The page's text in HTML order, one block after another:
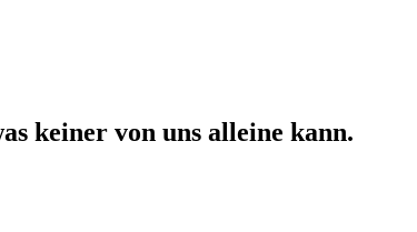
keiner von uns alleine kann.